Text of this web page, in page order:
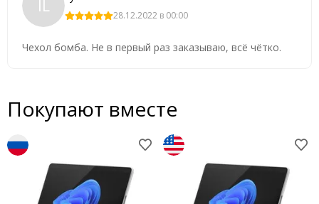
28.12.2022 в 00:00
Чехол бомба. Не в первый раз заказываю, всё чётко.
Покупают вместе